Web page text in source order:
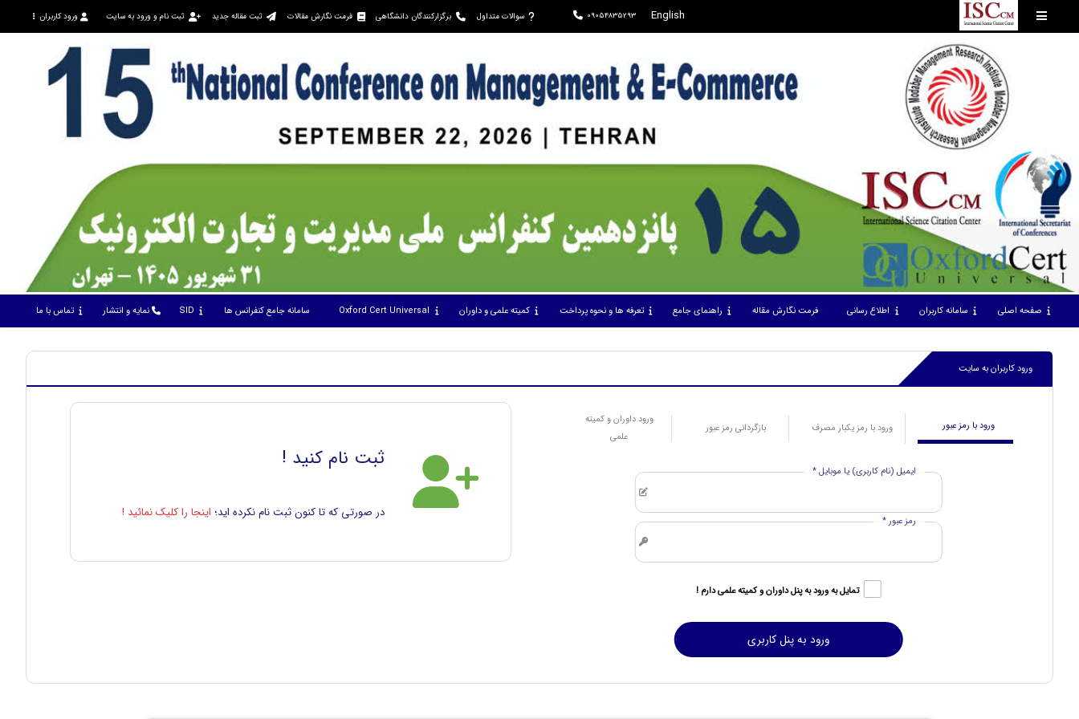
English
09054835293 سوالات متداول برگزارکنندگان دانشگاهی فرمت نگارش مقالات ثبت مقاله جدید ثبت نام و ورود به سایت ورود کاربران
صفحه اصلی سامانه کاربران اطلاع رسانی فرمت نگارش مقاله راهنمای جامع تعرفه ها و نحوه پرداخت کمیته علمی و داوران Oxford Cert Universal سامانه جامع کنفرانس ها SID نمایه و انتشار تماس با ما
ورود کاربران به سایت
ورود با رمز عبور ورود با رمز یکبار مصرف بازگردانی رمز عبور
ورود داوران و کمیته
علمی
ایمیل (نام کاربری) یا موبایل *
رمز عبور *
تمایل به ورود به پنل داوران و کمیته علمی دارم !
ورود به پنل کاربری
ثبت نام کنید !
در صورتی که تا کنون ثبت نام نکرده اید؛ اینجا را کلیک نمائید !